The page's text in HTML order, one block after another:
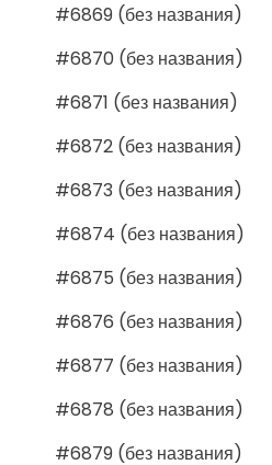
#6869 (без названия)
#6870 (без названия)
#6871 (без названия)
#6872 (без названия)
#6873 (без названия)
#6874 (без названия)
#6875 (без названия)
#6876 (без названия)
#6877 (без названия)
#6878 (без названия)
#6879 (без названия)